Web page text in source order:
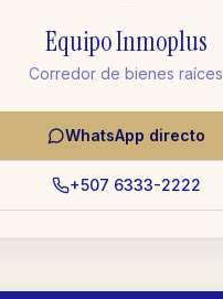
Equipo Inmoplus
Corredor de bienes raíces
WhatsApp directo
+507 6333-2222